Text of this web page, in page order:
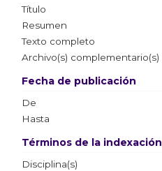
Título
Resumen
Texto completo
Archivo(s) complementario(s)
Fecha de publicación
De
Hasta
Términos de la indexación
Disciplina(s)